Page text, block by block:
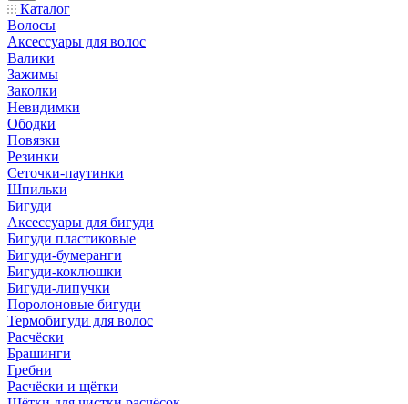
Каталог
Волосы
Аксессуары для волос
Валики
Зажимы
Заколки
Невидимки
Ободки
Повязки
Резинки
Сеточки-паутинки
Шпильки
Бигуди
Аксессуары для бигуди
Бигуди пластиковые
Бигуди-бумеранги
Бигуди-коклюшки
Бигуди-липучки
Поролоновые бигуди
Термобигуди для волос
Расчёски
Брашинги
Гребни
Расчёски и щётки